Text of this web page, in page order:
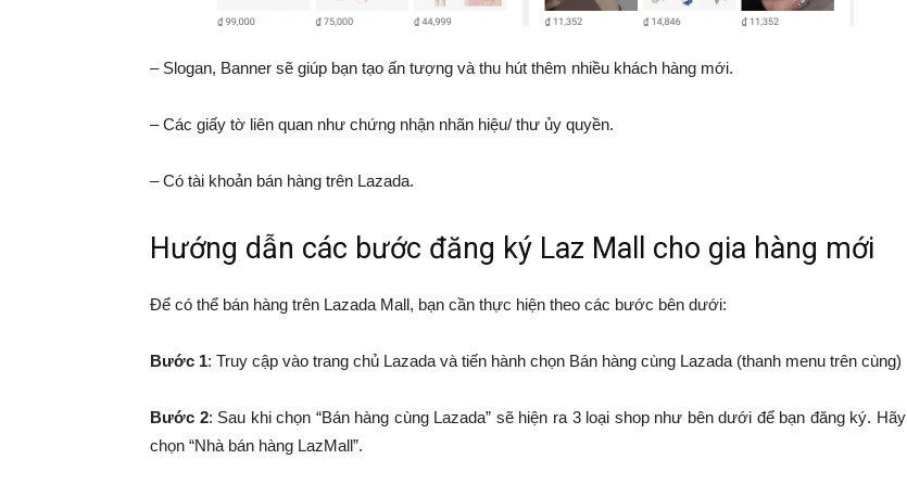
– Slogan, Banner sẽ giúp bạn tạo ấn tượng và thu hút thêm nhiều khách hàng mới.
– Các giấy tờ liên quan như chứng nhận nhãn hiệu/ thư ủy quyền.
– Có tài khoản bán hàng trên Lazada.
Hướng dẫn các bước đăng ký Laz Mall cho gia hàng mới
Để có thể bán hàng trên Lazada Mall, bạn cần thực hiện theo các bước bên dưới:
Bước 1: Truy cập vào trang chủ Lazada và tiến hành chọn Bán hàng cùng Lazada (thanh menu trên cùng)
Bước 2: Sau khi chọn “Bán hàng cùng Lazada” sẽ hiện ra 3 loại shop như bên dưới để bạn đăng ký. Hãy
chọn “Nhà bán hàng LazMall”.